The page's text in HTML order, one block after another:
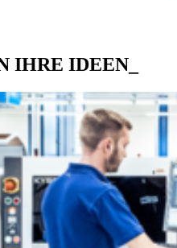
IHRE IDEEN_